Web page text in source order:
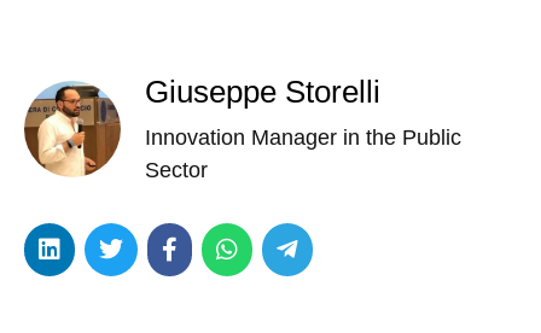
Giuseppe Storelli
Innovation Manager in the Public
Sector